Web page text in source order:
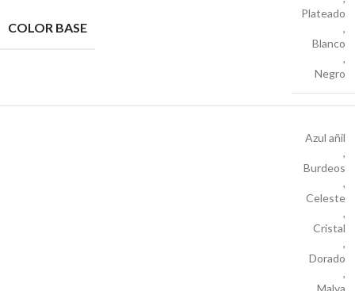
COLOR BASE
Plateado
,
Blanco
,
Negro
Azul añil
,
Burdeos
,
Celeste
,
Cristal
,
Dorado
,